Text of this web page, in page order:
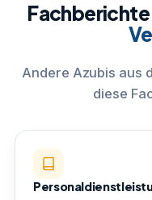
Fachberichte
Andere Azubis aus
diese